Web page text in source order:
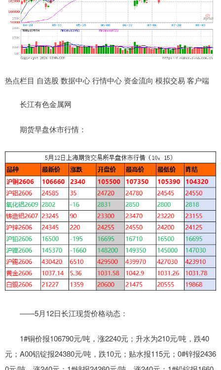
热点栏目 自选股 数据中心 行情中心 资金流向 模拟交易 客户端
长江有色金属网
期货早盘休市行情：
——5月12日长江现货价格动态：
1#铜价报106790元/吨，涨2240元；升水为210元/吨，跌40
元；A00铝锭报24380元/吨，跌10元；贴水报115元；0#锌报2436